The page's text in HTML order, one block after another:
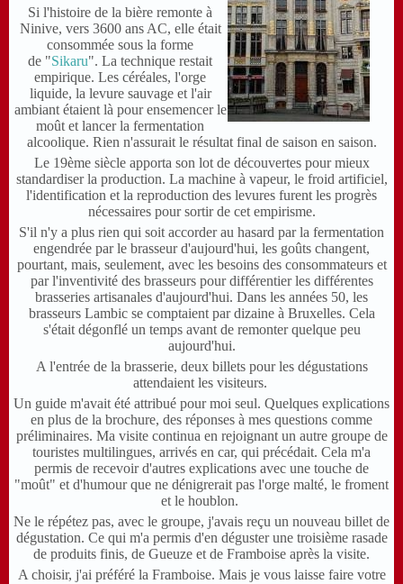
Si l'histoire de la bière remonte à
Ninive, vers 3600 ans AC, elle était
consommée sous la forme
de "Sikaru". La technique restait
empirique. Les céréales, l'orge
liquide, la levure sauvage et l'air
ambiant étaient là pour ensemencer le
moût et lancer la fermentation
alcoolique. Rien n'assurait le résultat final de saison en saison.
Le 19ème siècle apporta son lot de découvertes pour mieux
standardiser la production. La machine à vapeur, le froid artificiel,
l'identification et la reproduction des levures furent les progrès
nécessaires pour sortir de cet empirisme.
S'il n'y a plus rien qui soit accorder au hasard par la fermentation
engendrée par le brasseur d'aujourd'hui, les goûts changent,
pourtant, mais, seulement, avec les besoins des consommateurs et
par l'inventivité des brasseurs pour différentier les différentes
brasseries artisanales d'aujourd'hui. Dans les années 50, les
brasseurs Lambic se comptaient par dizaine à Bruxelles. Cela
s'était dégonflé un temps avant de remonter quelque peu
aujourd'hui.
A l'entrée de la brasserie, deux billets pour les dégustations
attendaient les visiteurs.
Un guide m'avait été attribué pour moi seul. Quelques explications
en plus de la brochure, des réponses à mes questions comme
préliminaires. Ma visite continua en rejoignant un autre groupe de
touristes multilingues, arrivés en car, qui précédait. Cela m'a
permis de recevoir d'autres explications avec une touche de
"moût" et d'humour que ne dénigrerait pas l'orge malté, le froment
et le houblon.
Ne le répétez pas, avec le groupe, j'avais reçu un nouveau billet de
dégustation. Ce qui m'a permis d'en déguster une troisième rasade
de produits finis, de Gueuze et de Framboise après la visite.
A choisir, j'ai préféré la Framboise. Mais je vous laisse faire votre